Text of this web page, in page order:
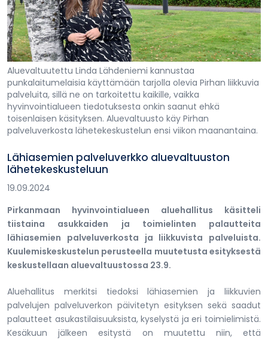
Aluevaltuutettu Linda Lähdeniemi kannustaa
punkalaitumelaisia käyttämään tarjolla olevia Pirhan liikkuvia
palveluita, sillä ne on tarkoitettu kaikille, vaikka
hyvinvointialueen tiedotuksesta onkin saanut ehkä
toisenlaisen käsityksen. Aluevaltuusto käy Pirhan
palveluverkosta lähetekeskustelun ensi viikon maanantaina.
Lähiasemien palveluverkko aluevaltuuston
lähetekeskusteluun
19.09.2024
Pirkanmaan hyvinvointialueen aluehallitus käsitteli
tiistaina asukkaiden ja toimielinten palautteita
lähiasemien palveluverkosta ja liikkuvista palveluista.
Kuulemiskeskustelun perusteella muutetusta esityksestä
keskustellaan aluevaltuustossa 23.9.
Aluehallitus merkitsi tiedoksi lähiasemien ja liikkuvien
palvelujen palveluverkon päivitetyn esityksen sekä saadut
palautteet asukastilaisuuksista, kyselystä ja eri toimielimistä.
Kesäkuun jälkeen esitystä on muutettu niin, että